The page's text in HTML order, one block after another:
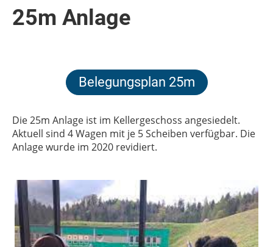
25m Anlage
Belegungsplan 25m
Die 25m Anlage ist im Kellergeschoss angesiedelt.
Aktuell sind 4 Wagen mit je 5 Scheiben verfügbar. Die
Anlage wurde im 2020 revidiert.